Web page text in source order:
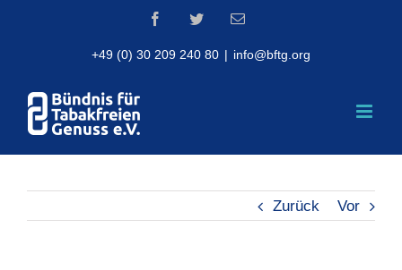
FacebookTwitterEmail
+49 (0) 30 209 240 80 | info@bftg.org
Zurück Vor